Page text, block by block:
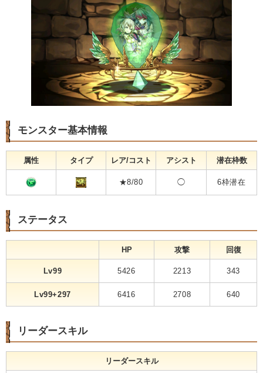
モンスター基本情報
属性 タイプ レア/コスト アシスト 潜在枠数
★8/80 ◯ 6枠潜在
ステータス
HP 攻撃 回復
Lv99 5426 2213 343
Lv99+297 6416 2708 640
リーダースキル
リーダースキル